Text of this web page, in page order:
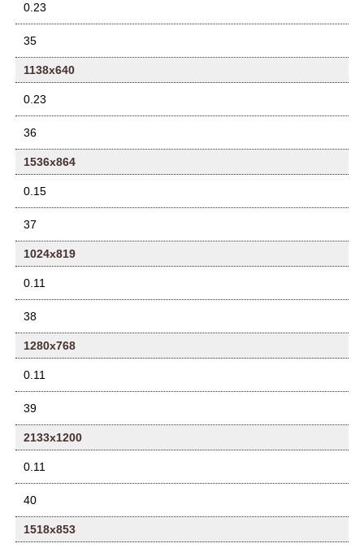
0.23
35
1138x640
0.23
36
1536x864
0.15
37
1024x819
0.11
38
1280x768
0.11
39
2133x1200
0.11
40
1518x853